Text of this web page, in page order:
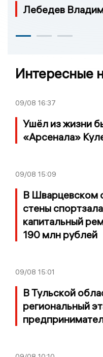
Лебедев
Интересные
09/08 16:37
Ушёл из жизни
«Арсенала»
09/08 15:09
В Шварцевском
стены
капитальный
190 млн рублей
09/08 15:01
В Тульской
региональный